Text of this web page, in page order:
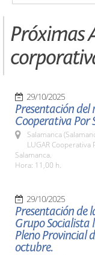
Próximas
29/10/2025
Presentación del
Cooperativa Por
Salamanca
LUGAR Cooperativa
Salamanca.
Hora: 11,00 h.
29/10/2025
Presentación de
Grupo
Pleno Provincial
octubre.